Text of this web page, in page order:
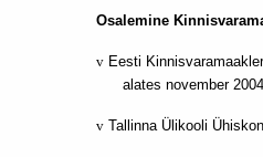
Osalemine
v Eesti
alates november
v Tallinna Ülikooli